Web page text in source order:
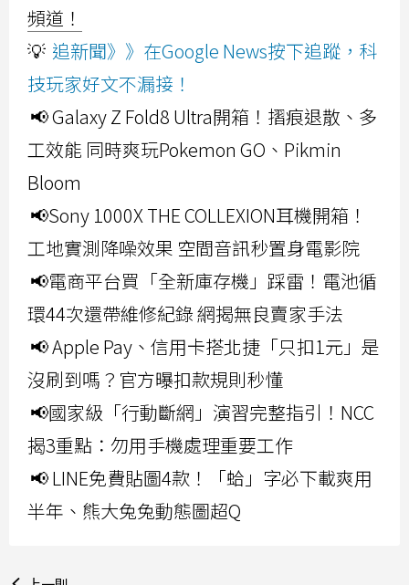
頻道！
💡 追新聞》》在Google News按下追蹤，科
技玩家好文不漏接！
📢 Galaxy Z Fold8 Ultra開箱！摺痕退散、多
工效能 同時爽玩Pokemon GO、Pikmin
Bloom
📢Sony 1000X THE COLLEXION耳機開箱！
工地實測降噪效果 空間音訊秒置身電影院
📢電商平台買「全新庫存機」踩雷！電池循
環44次還帶維修紀錄 網揭無良賣家手法
📢 Apple Pay、信用卡搭北捷「只扣1元」是
沒刷到嗎？官方曝扣款規則秒懂
📢國家級「行動斷網」演習完整指引！NCC
揭3重點：勿用手機處理重要工作
📢 LINE免費貼圖4款！「蛤」字必下載爽用
半年、熊大兔兔動態圖超Q